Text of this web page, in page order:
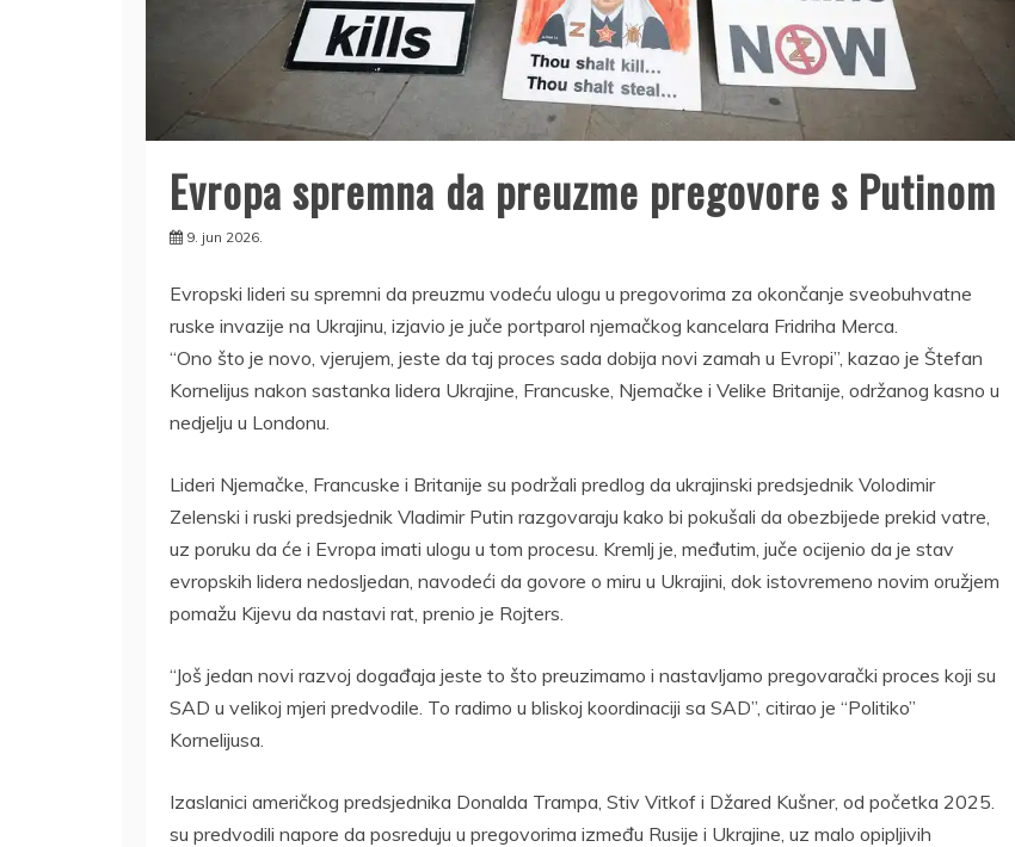
Evropa spremna da preuzme pregovore s Putinom
9. jun 2026.
Evropski lideri su spremni da preuzmu vodeću ulogu u pregovorima za okončanje sveobuhvatne
ruske invazije na Ukrajinu, izjavio je juče portparol njemačkog kancelara Fridriha Merca.
“Ono što je novo, vjerujem, jeste da taj proces sada dobija novi zamah u Evropi”, kazao je Štefan
Kornelijus nakon sastanka lidera Ukrajine, Francuske, Njemačke i Velike Britanije, održanog kasno u
nedjelju u Londonu.
Lideri Njemačke, Francuske i Britanije su podržali predlog da ukrajinski predsjednik Volodimir
Zelenski i ruski predsjednik Vladimir Putin razgovaraju kako bi pokušali da obezbijede prekid vatre,
uz poruku da će i Evropa imati ulogu u tom procesu. Kremlj je, međutim, juče ocijenio da je stav
evropskih lidera nedosljedan, navodeći da govore o miru u Ukrajini, dok istovremeno novim oružjem
pomažu Kijevu da nastavi rat, prenio je Rojters.
“Još jedan novi razvoj događaja jeste to što preuzimamo i nastavljamo pregovarački proces koji su
SAD u velikoj mjeri predvodile. To radimo u bliskoj koordinaciji sa SAD”, citirao je “Politiko”
Kornelijusa.
Izaslanici američkog predsjednika Donalda Trampa, Stiv Vitkof i Džared Kušner, od početka 2025.
su predvodili napore da posreduju u pregovorima između Rusije i Ukrajine, uz malo opipljivih